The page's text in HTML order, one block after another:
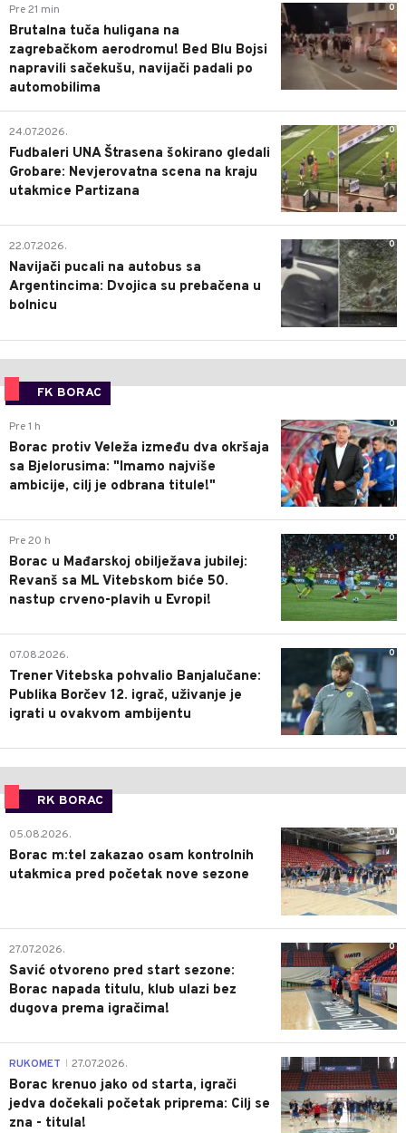
0
Pre 21 min
Brutalna tuča huligana na
zagrebačkom aerodromu! Bed Blu Bojsi
napravili sačekušu, navijači padali po
automobilima
0
24.07.2026.
Fudbaleri UNA Štrasena šokirano gledali
Grobare: Nevjerovatna scena na kraju
utakmice Partizana
0
22.07.2026.
Navijači pucali na autobus sa
Argentincima: Dvojica su prebačena u
bolnicu
FK BORAC
0
Pre 1 h
Borac protiv Veleža između dva okršaja
sa Bjelorusima: "Imamo najviše
ambicije, cilj je odbrana titule!"
0
Pre 20 h
Borac u Mađarskoj obilježava jubilej:
Revanš sa ML Vitebskom biće 50.
nastup crveno-plavih u Evropi!
0
07.08.2026.
Trener Vitebska pohvalio Banjalučane:
Publika Borčev 12. igrač, uživanje je
igrati u ovakvom ambijentu
RK BORAC
0
05.08.2026.
Borac m:tel zakazao osam kontrolnih
utakmica pred početak nove sezone
0
27.07.2026.
Savić otvoreno pred start sezone:
Borac napada titulu, klub ulazi bez
dugova prema igračima!
0
RUKOMET 27.07.2026.
Borac krenuo jako od starta, igrači
jedva dočekali početak priprema: Cilj se
zna - titula!